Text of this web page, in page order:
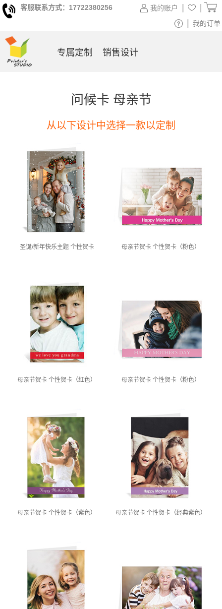
问候卡 母亲节
从以下设计中选择一款以定制
圣诞/新年快乐主题 个性贺卡 母亲节贺卡 个性贺卡（粉色）
母亲节贺卡 个性贺卡（红色） 母亲节贺卡 个性贺卡（粉色）
母亲节贺卡 个性贺卡（紫色） 母亲节贺卡 个性贺卡（经典紫色）
客服联系方式：17722380256 我的账户
我的订单
专属定制 销售设计